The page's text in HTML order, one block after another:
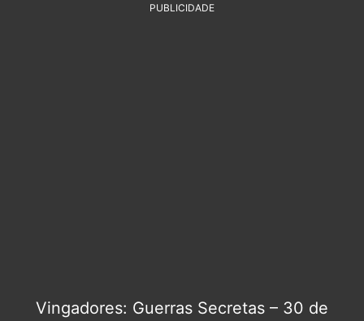
PUBLICIDADE
Vingadores: Guerras Secretas – 30 de